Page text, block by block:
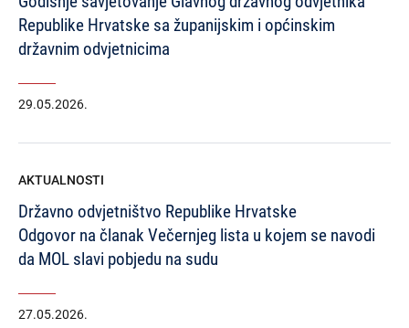
Republike Hrvatske sa županijskim i općinskim
državnim odvjetnicima
29.05.2026.
AKTUALNOSTI
Državno odvjetništvo Republike Hrvatske
Odgovor na članak Večernjeg lista u kojem se navodi
da MOL slavi pobjedu na sudu
27.05.2026.